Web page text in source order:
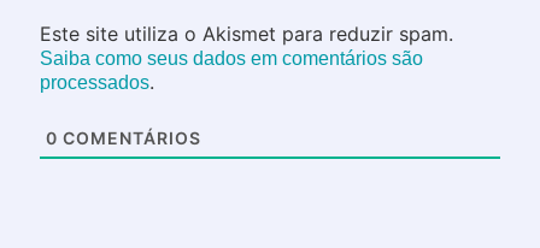
Este site utiliza o Akismet para reduzir spam.
Saiba como seus dados em comentários são
processados.
0 COMENTÁRIOS